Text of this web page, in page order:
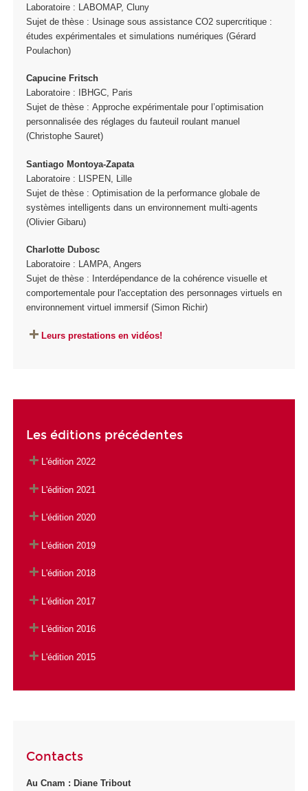
Laboratoire : LABOMAP, Cluny
Sujet de thèse : Usinage sous assistance CO2 supercritique :
études expérimentales et simulations numériques (Gérard
Poulachon)
Capucine Fritsch
Laboratoire : IBHGC, Paris
Sujet de thèse : Approche expérimentale pour l’optimisation
personnalisée des réglages du fauteuil roulant manuel
(Christophe Sauret)
Santiago Montoya-Zapata
Laboratoire : LISPEN, Lille
Sujet de thèse : Optimisation de la performance globale de
systèmes intelligents dans un environnement multi-agents
(Olivier Gibaru)
Charlotte Dubosc
Laboratoire : LAMPA, Angers
Sujet de thèse : Interdépendance de la cohérence visuelle et
comportementale pour l'acceptation des personnages virtuels en
environnement virtuel immersif (Simon Richir)
Leurs prestations en vidéos!
Les éditions précédentes
L'édition 2022
L'édition 2021
L'édition 2020
L'édition 2019
L'édition 2018
L'édition 2017
L'édition 2016
L'édition 2015
Contacts
Au Cnam : Diane Tribout